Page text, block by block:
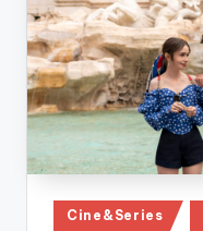
Publicado
Cine&Series